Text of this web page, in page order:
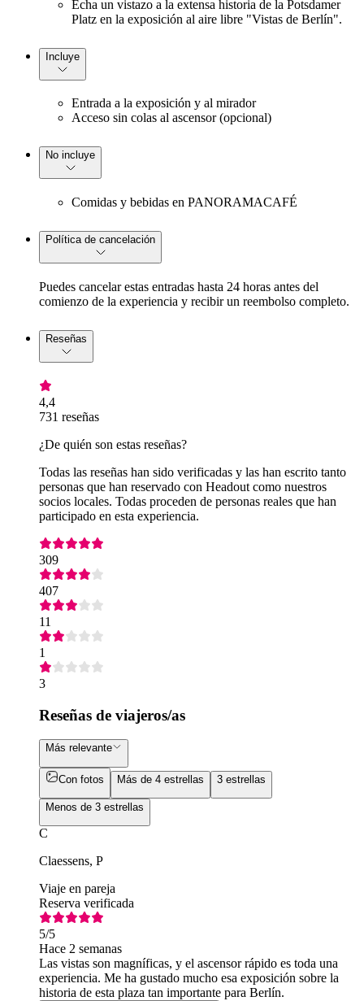
Echa un vistazo a la extensa historia de la Potsdamer
Platz en la exposición al aire libre "Vistas de Berlín".
Incluye
Entrada a la exposición y al mirador
Acceso sin colas al ascensor (opcional)
No incluye
Comidas y bebidas en PANORAMACAFÉ
Política de cancelación
Puedes cancelar estas entradas hasta 24 horas antes del
comienzo de la experiencia y recibir un reembolso completo.
Reseñas
4,4
731 reseñas
¿De quién son estas reseñas?
Todas las reseñas han sido verificadas y las han escrito tanto
personas que han reservado con Headout como nuestros
socios locales. Todas proceden de personas reales que han
participado en esta experiencia.
309
407
11
1
3
Reseñas de viajeros/as
Más relevante
Con fotos Más de 4 estrellas 3 estrellas
Menos de 3 estrellas
C
Claessens, P
Viaje en pareja
Reserva verificada
5/5
Hace 2 semanas
Las vistas son magníficas, y el ascensor rápido es toda una
experiencia. Me ha gustado mucho esa exposición sobre la
historia de esta plaza tan importante para Berlín.